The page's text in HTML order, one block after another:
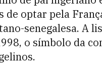
de optar pela
senegalesa. A
o símbolo da